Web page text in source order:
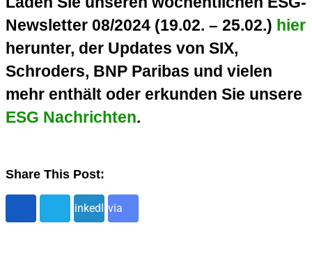
Newsletter 08/2024 (19.02. – 25.02.) hier
herunter, der Updates von SIX,
Schroders, BNP Paribas und vielen
mehr enthält oder erkunden Sie unsere
ESG Nachrichten.
Share This Post:
LinkedInvia